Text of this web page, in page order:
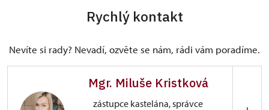
Rychlý kontakt
Nevíte si rady? Nevadí, ozvěte se nám, rádi vám poradíme.
Mgr. Miluše Kristková
zástupce kastelána, správce